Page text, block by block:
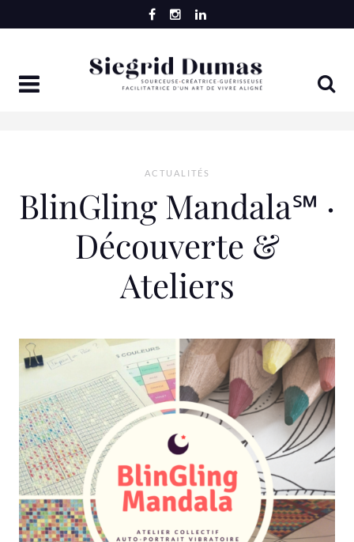
to
ACTUALITÉS
BlinGling Mandala℠ ·
Découverte &
Ateliers